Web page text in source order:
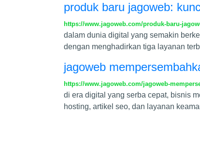
produk baru jagoweb:
https://www.jagoweb.com/produk-baru-
dalam dunia digital yang semakin
dengan menghadirkan tiga layanan
jagoweb
https://www.jagoweb.com/jagoweb-
di era digital yang serba cepat, bisnis
hosting, artikel seo, dan layanan